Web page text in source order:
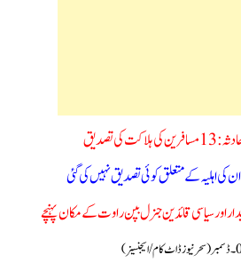
کی تصدیق
کی اہلیہ کےمتعلق کوئی تصدیق نہیں کی گئی
اور سیاسی قائدین جنرل بپن راوت کے مکان پہنچے